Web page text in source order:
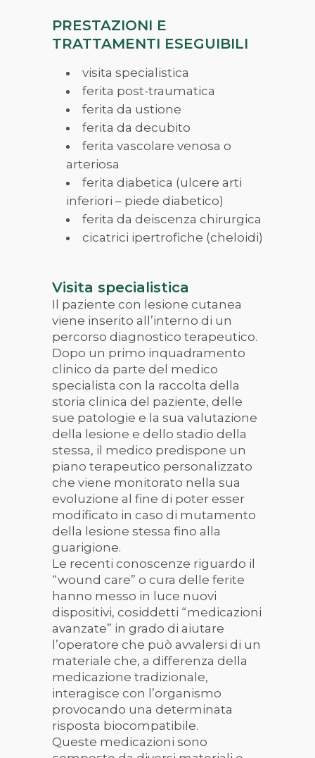
PRESTAZIONI E
TRATTAMENTI ESEGUIBILI
visita specialistica
ferita post-traumatica
ferita da ustione
ferita da decubito
ferita vascolare venosa o
arteriosa
ferita diabetica (ulcere arti
inferiori – piede diabetico)
ferita da deiscenza chirurgica
cicatrici ipertrofiche (cheloidi)
Visita specialistica
Il paziente con lesione cutanea
viene inserito all ’interno di un
percorso diagnostico terapeutico.
Dopo un primo inquadramento
clinico da parte del medico
specialista con la raccolta della
storia clinica del paziente, delle
sue patologie e la sua valutazione
della lesione e dello stadio della
stessa, il medico predispone un
piano terapeutico personalizzato
che viene monitorato nella sua
evoluzione al fine di poter esser
modificato in caso di mutamento
della lesione stessa fino alla
guarigione.
Le recenti conoscenze riguardo il
“wound care” o cura delle ferite
hanno messo in luce nuovi
dispositivi, cosiddetti “medicazioni
avanzate” in grado di aiutare
’operatore che può avvalersi di un
materiale che, a differenza della
medicazione tradizionale,
interagisce con l ’organismo
provocando una determinata
risposta biocompatibile.
Queste medicazioni sono